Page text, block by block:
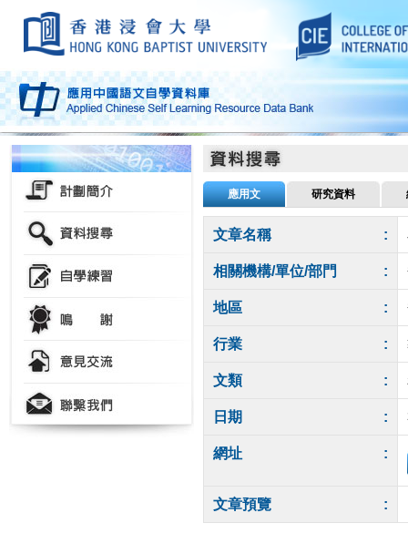
應用文 研究資料
文章名稱 :
相關機構/單位/部門 :
地區 :
行業 :
文類 :
日期 :
網址 :
文章預覽 :